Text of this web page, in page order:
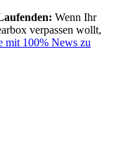
Wenn Ihr
verpassen wollt,
mit 100% News zu